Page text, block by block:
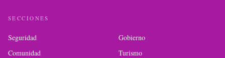
SECCIONES
Seguridad
Gobierno
Comunidad
Turismo